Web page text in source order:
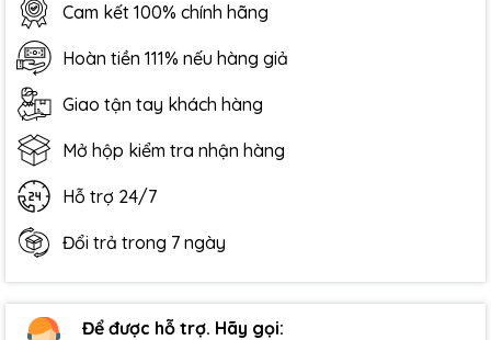
Cam kết 100% chính hãng
Hoàn tiền 111% nếu hàng giả
Giao tận tay khách hàng
Mở hộp kiểm tra nhận hàng
Hỗ trợ 24/7
Đổi trả trong 7 ngày
Để được hỗ trợ. Hãy gọi: